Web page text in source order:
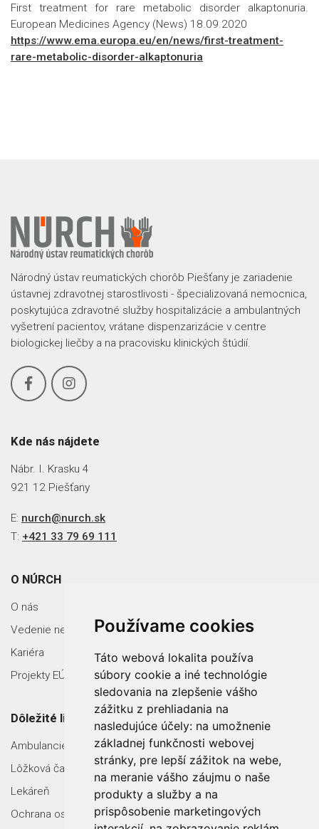
Používame cookies
Táto webová lokalita používa
súbory cookie a iné technológie
sledovania na zlepšenie vášho
zážitku z prehliadania na
nasledujúce účely: na umožnenie
základnej funkčnosti webovej
stránky, pre lepší zážitok na webe,
na meranie vášho záujmu o naše
produkty a služby a na
prispôsobenie marketingových
First treatment for rare metabolic disorder alkaptonuria.
European Medicines Agency (News) 18.09.2020
https://www.ema.europa.eu/en/news/first-treatment-
rare-metabolic-disorder-alkaptonuria
Národný ústav reumatických chorôb Piešťany je zariadenie
ústavnej zdravotnej starostlivosti - špecializovaná nemocnica,
poskytujúca zdravotné služby hospitalizácie a ambulantných
vyšetrení pacientov, vrátane dispenzarizácie v centre
biologickej liečby a na pracovisku klinických štúdií.
Kde nás nájdete
Nábr. I. Krasku 4
921 12 Piešťany
E: nurch@nurch.sk
T: +421 33 79 69 111
O NÚRCH
O nás
Vedenie nemocnice
Kariéra
Projekty EÚ
Dôležité linky
Ambulancie
Lôžková časť
Lekáreň
Ochrana osobných údajov